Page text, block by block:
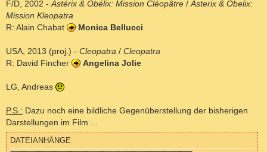
F/D, 2002 - Astérix & Obélix: Mission Cléopâtre / Asterix & Obelix:
Mission Kleopatra
R: Alain Chabat
Monica Bellucci
USA, 2013 (proj.) - Cleopatra / Cleopatra
R: David Fincher
Angelina Jolie
LG, Andreas
P.S.: Dazu noch eine bildliche Gegenüberstellung der bisherigen
Darstellungen im Film ...
DATEIANHÄNGE